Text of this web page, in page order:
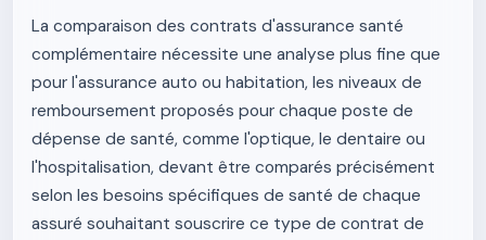
La comparaison des contrats d'assurance santé
complémentaire nécessite une analyse plus fine que
pour l'assurance auto ou habitation, les niveaux de
remboursement proposés pour chaque poste de
dépense de santé, comme l'optique, le dentaire ou
l'hospitalisation, devant être comparés précisément
selon les besoins spécifiques de santé de chaque
assuré souhaitant souscrire ce type de contrat de